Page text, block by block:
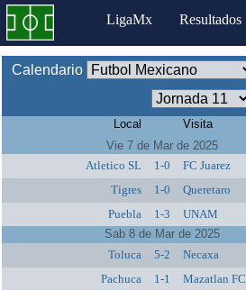
LigaMx Resultados
Calendario
Local Visita
Vie 7 de Mar de 2025
Atletico SL
1-0 FC Juarez
Tigres
1-0 Queretaro
Puebla
1-3 UNAM
Sab 8 de Mar de 2025
Toluca
5-2 Necaxa
Pachuca
1-1 Mazatlan FC